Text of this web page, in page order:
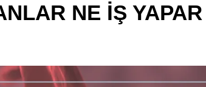
NE İŞ YAPAR